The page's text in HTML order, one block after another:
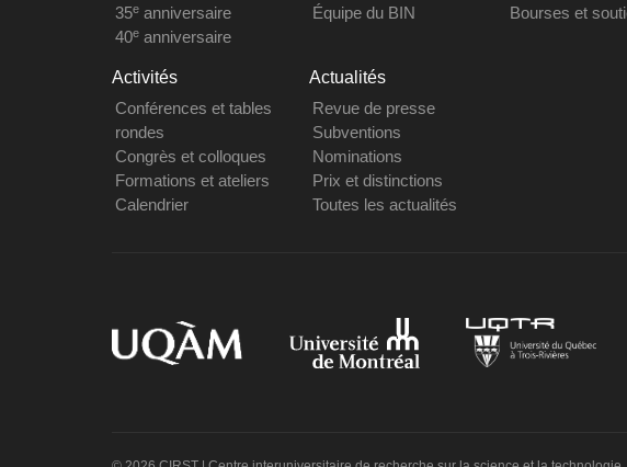
35eanniversaire
40eanniversaire
Équipe du BIN
Bourses et
Activités
Conférences et tables
rondes
Congrès et colloques
Formations et ateliers
Calendrier
Actualités
Revue de presse
Subventions
Nominations
Prix et distinctions
Toutes les actualités